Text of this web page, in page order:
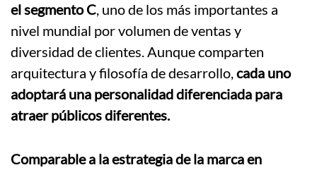
el segmento C, uno de los más importantes a
nivel mundial por volumen de ventas y
diversidad de clientes. Aunque comparten
arquitectura y filosofía de desarrollo,cada uno
adoptará una personalidad diferenciada para
atraer públicos diferentes.
Comparable a la estrategia de la marca en